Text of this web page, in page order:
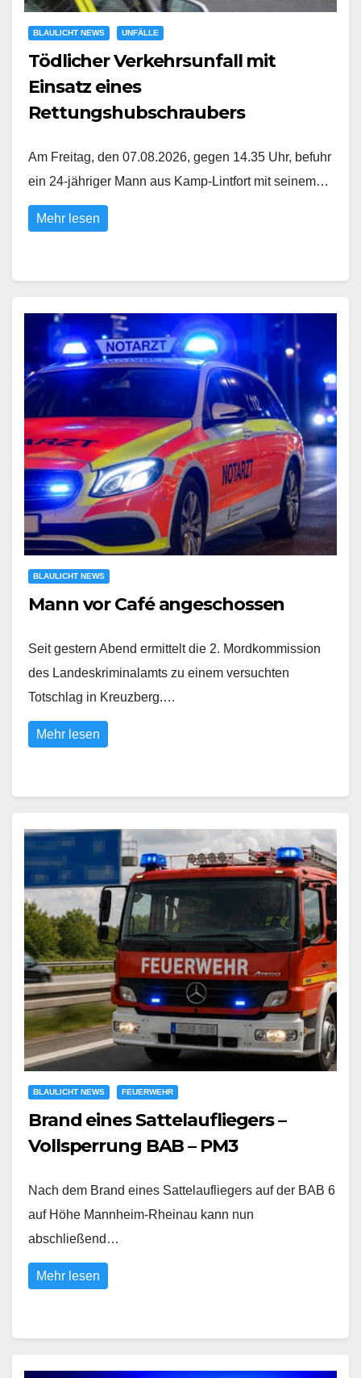
BLAULICHT NEWS UNFÄLLE
Tödlicher Verkehrsunfall mit
Einsatz eines
Rettungshubschraubers
Am Freitag, den 07.08.2026, gegen 14.35 Uhr, befuhr
ein 24-jähriger Mann aus Kamp-Lintfort mit seinem…
Mehr lesen
BLAULICHT NEWS
Mann vor Café angeschossen
Seit gestern Abend ermittelt die 2. Mordkommission
des Landeskriminalamts zu einem versuchten
Totschlag in Kreuzberg.…
Mehr lesen
BLAULICHT NEWS FEUERWEHR
Brand eines Sattelaufliegers –
Vollsperrung BAB – PM3
Nach dem Brand eines Sattelaufliegers auf der BAB 6
auf Höhe Mannheim-Rheinau kann nun
abschließend…
Mehr lesen